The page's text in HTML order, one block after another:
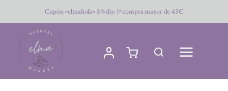
al
contenido
Cupón «elmahola» 5% dto 1ª compra mayor de 45€